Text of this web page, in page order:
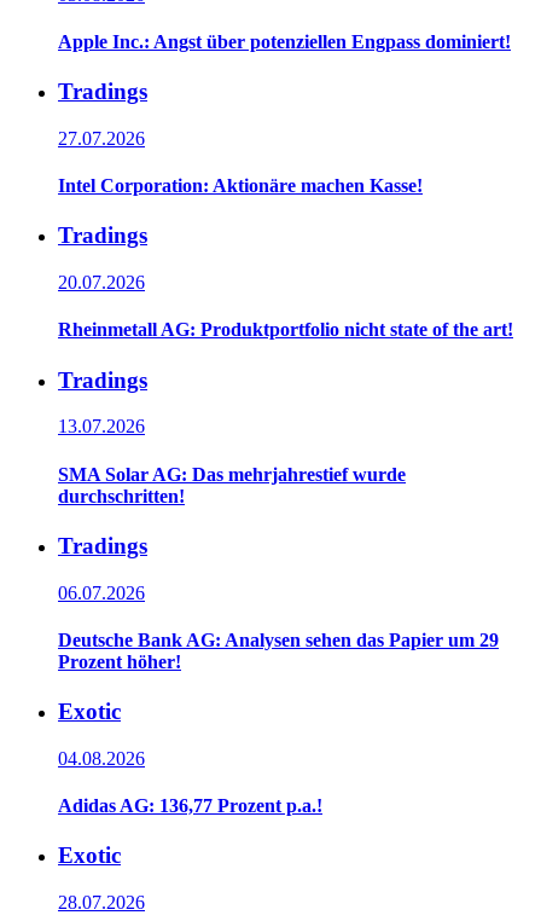
Apple Inc.: Angst über potenziellen Engpass dominiert!
Tradings
27.07.2026
Intel Corporation: Aktionäre machen Kasse!
Tradings
20.07.2026
Rheinmetall AG: Produktportfolio nicht state of the art!
Tradings
13.07.2026
SMA Solar AG: Das mehrjahrestief wurde
durchschritten!
Tradings
06.07.2026
Deutsche Bank AG: Analysen sehen das Papier um 29
Prozent höher!
Exotic
04.08.2026
Adidas AG: 136,77 Prozent p.a.!
Exotic
28.07.2026